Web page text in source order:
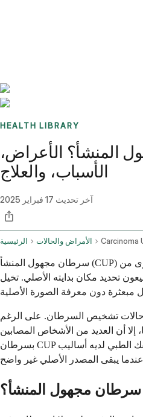
HEALTH LIBRARY
المنشأ؟ الأعراض،
الأسباب، والعلاج
آخر تحديث 17 فبراير 2025
الرئيسية الأمراض والحالات Carcinoma
سرطان مجهول المنشأ (CUP) هو سرطان انتشر إلى أجزاء أخرى من
تحديد مكان بدايته الأصلي. تخيل
3-5٪ من جميع حالات تشخيص السرطان. على الرغم
إلا أن العديد من الأشخاص المصابين
بسرطان CUP يستجيبون بشكل جيد للعلاج. فريقك الطبي لديه أساليب
سرطان مجهول المنشأ؟